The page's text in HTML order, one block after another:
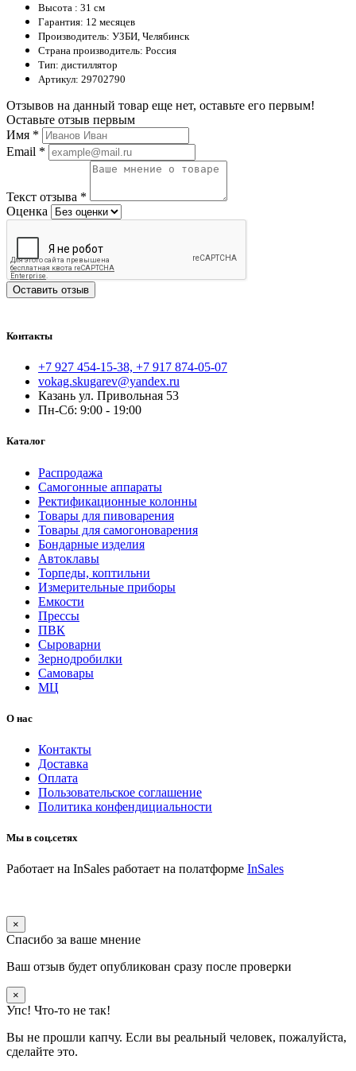
Высота : 31 см
Гарантия: 12 месяцев
Производитель: УЗБИ, Челябинск
Страна производитель: Россия
Тип: дистиллятор
Артикул: 29702790
Отзывов на данный товар еще нет, оставьте его первым!
Оставьте отзыв первым
Имя *
Email *
Текст отзыва *
Оценка
Оставить отзыв
Контакты
+7 927 454-15-38, +7 917 874-05-07
vokag.skugarev@yandex.ru
Казань ул. Привольная 53
Пн-Сб: 9:00 - 19:00
Каталог
Распродажа
Самогонные аппараты
Ректификационные колонны
Товары для пивоварения
Товары для самогоноварения
Бондарные изделия
Автоклавы
Торпеды, коптильни
Измерительные приборы
Емкости
Прессы
ПВК
Сыроварни
Зернодробилки
Самовары
МЦ
О нас
Контакты
Доставка
Оплата
Пользовательское соглашение
Политика конфендициальности
Мы в соц.сетях
Работает на InSales работает на полатформе InSales
×
Спасибо за ваше мнение
Ваш отзыв будет опубликован сразу после проверки
×
Упс! Что-то не так!
Вы не прошли капчу. Если вы реальный человек, пожалуйста,
сделайте это.